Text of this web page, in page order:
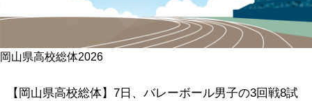
岡山県高校総体2026
【岡山県高校総体】7日、バレーボール男子の3回戦8試